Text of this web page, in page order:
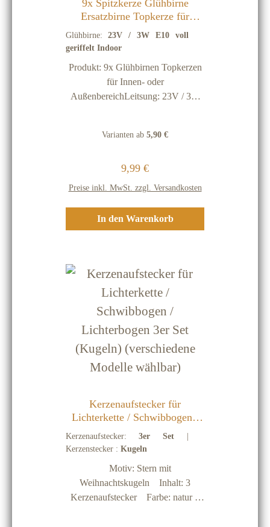
9x Spitzkerze Glühbirne
Ersatzbirne Topkerze für
Lichterkette / Schwibbögen /
Lichterbogen - 23V / 3W E10
Glühbirne: 23V / 3W E10 voll
geriffelt Indoor
Produkt: 9x Glühbirnen Topkerzen
für Innen- oder
AußenbereichLeitsung: 23V / 3W
EGBpassende für unsere
Energiekennzeichen: Da jede
Lichtquelle (Brennpunkt) unter 30
Varianten ab 5,90 €
Regulärer Preis:
9,99 €
Preise inkl. MwSt. zzgl. Versandkosten
In den Warenkorb
Kerzenaufstecker für
Lichterkette / Schwibbogen /
Lichterbogen 3er Set (Kugeln)
(verschiedene Modelle
wählbar)
Kerzenaufstecker: 3er Set
Kerzenstecker : Kugeln
Motiv: Stern mit
Weihnachtskugeln Inhalt: 3
Kerzenaufstecker Farbe: natur